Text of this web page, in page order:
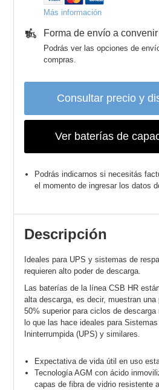
Más información
Forma de envío a convenir
Podrás ver las opciones de
compras.
Consultar precio y
Ver baterías de
Podrás indicarnos si necesitás
el momento de ingresar los datos
Descripción
Ideales para UPS y sistemas de
requieren alto poder de descarga.
Las baterías de la línea CSB HR
alta descarga, es decir, muestran
50% superior para ciclos de
lo que las hace ideales para
Ininterrumpida (UPS) y similares.
Expectativa de vida útil en uso
Tecnología AGM con ácido
capas de fibra de vidrio resistente